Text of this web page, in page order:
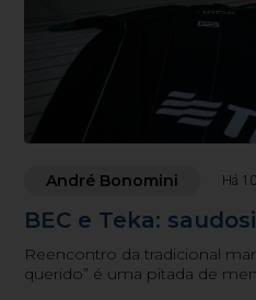
André Bonomini Há
BEC e Teka:
Reencontro da tradicional
querido” é uma pitada de